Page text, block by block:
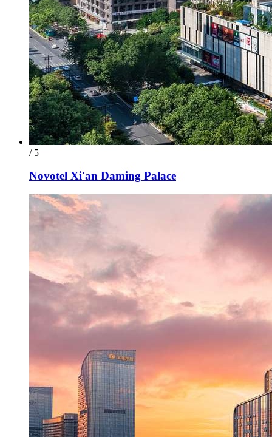
/ 5
Novotel Xi'an Daming Palace